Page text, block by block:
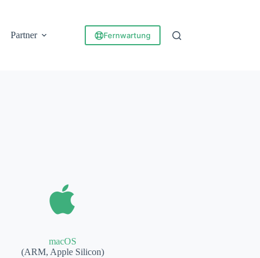
Partner Fernwartung
macOS
(ARM, Apple Silicon)